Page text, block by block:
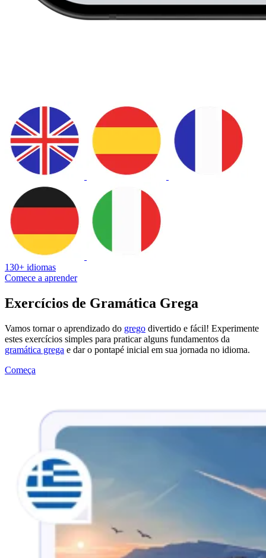
130+ idiomas
Comece a aprender
Exercícios de Gramática Grega
Vamos tornar o aprendizado do grego divertido e fácil! Experimente
estes exercícios simples para praticar alguns fundamentos da
gramática grega e dar o pontapé inicial em sua jornada no idioma.
Começa